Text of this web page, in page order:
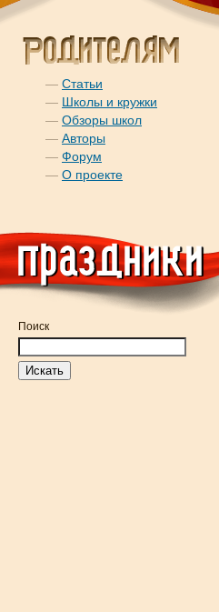
— Статьи
— Школы и кружки
— Обзоры школ
— Авторы
— Форум
— О проекте
Поиск